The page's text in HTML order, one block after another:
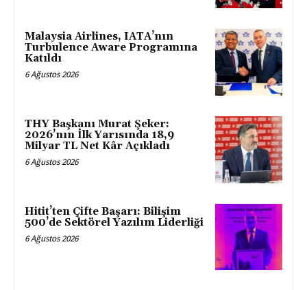
Malaysia Airlines, IATA’nın
Turbulence Aware Programına
Katıldı
6 Ağustos 2026
THY Başkanı Murat Şeker:
2026’nın İlk Yarısında 18,9
Milyar TL Net Kâr Açıkladı
6 Ağustos 2026
Hitit’ten Çifte Başarı: Bilişim
500’de Sektörel Yazılım Liderliği
6 Ağustos 2026